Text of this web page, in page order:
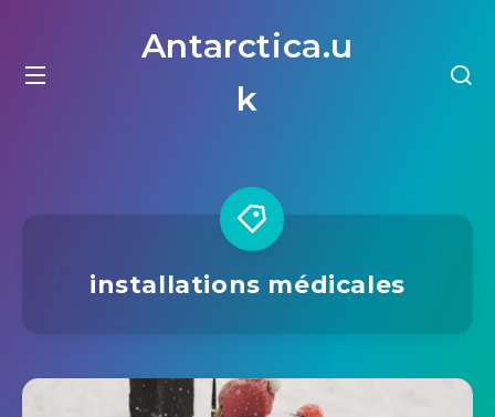
Antarctica.u
k
installations médicales